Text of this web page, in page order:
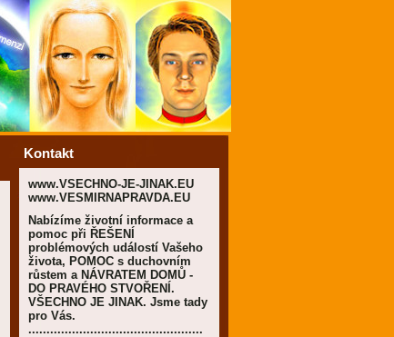
Kontakt
www.VSECHNO-JE-JINAK.EU
www.VESMIRNAPRAVDA.EU
Nabízíme životní informace a
pomoc při ŘEŠENÍ
problémových událostí Vašeho
života, POMOC s duchovním
růstem a NÁVRATEM DOMŮ -
DO PRAVÉHO STVOŘENÍ.
VŠECHNO JE JINAK. Jsme tady
pro Vás.
................................................